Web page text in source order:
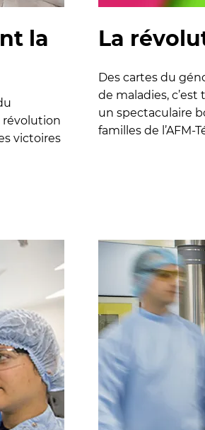
la
révolution
victoires
La
Des cartes du
de maladies,
un spectaculaire
familles de l’AFM-